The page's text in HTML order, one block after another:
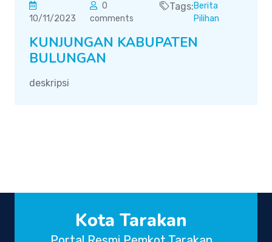
10/11/2023
0
comments
Tags:Berita
Pilihan
KUNJUNGAN KABUPATEN
BULUNGAN
deskripsi
Kota Tarakan